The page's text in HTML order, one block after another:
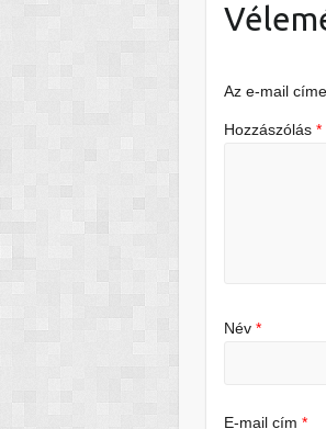
Az e-mail
Hozzászólás*
Név*
E-mail cím*